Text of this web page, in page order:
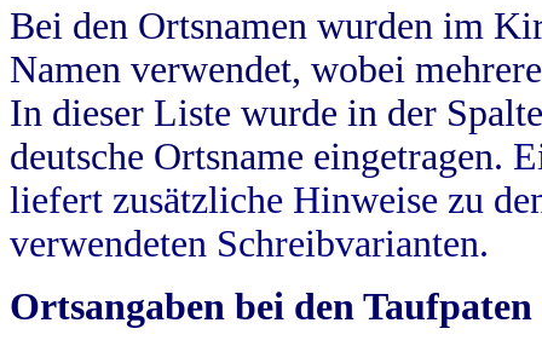
Bei den Ortsnamen wurden im
Namen verwendet, wobei
In dieser Liste wurde in der
deutsche Ortsname eingetragen.
liefert zusätzliche Hinweise zu
verwendeten Schreibvarianten.
Ortsangaben bei den Taufpaten